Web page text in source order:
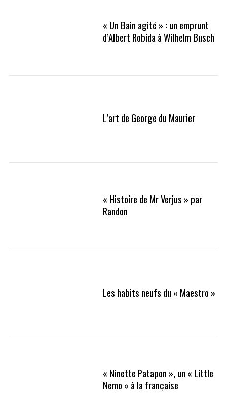
« Un Bain agité » : un emprunt
d’Albert Robida à Wilhelm Busch
L’art de George du Maurier
« Histoire de Mr Verjus » par
Randon
Les habits neufs du « Maestro »
« Ninette Patapon », un « Little
Nemo » à la française